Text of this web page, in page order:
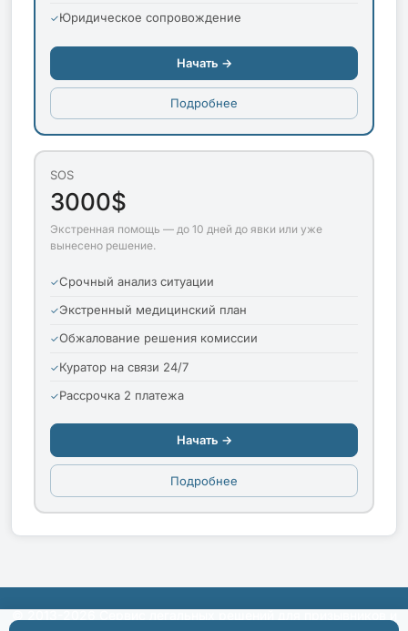
Юридическое сопровождение
Начать →
Подробнее
SOS
3000$
Экстренная помощь — до 10 дней до явки или уже
вынесено решение.
Срочный анализ ситуации
Экстренный медицинский план
Обжалование решения комиссии
Куратор на связи 24/7
Рассрочка 2 платежа
Начать →
Подробнее
© 2013-2026 Сервис легальных решений для призывников и